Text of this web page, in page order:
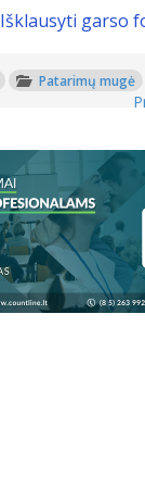
Išklausyti garso
Patarimų mugė